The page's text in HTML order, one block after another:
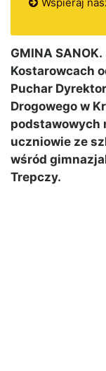
GMINA
Kostarowcach
Puchar
Drogowego w
podstawowych
uczniowie ze
wśród
Trepczy.